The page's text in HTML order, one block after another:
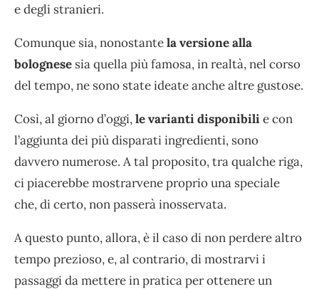
e degli stranieri.
Comunque sia, nonostantela versione alla
bolognese sia quella più famosa, in realtà, nel corso
del tempo, ne sono state ideate anche altre gustose.
Così, al giorno d’oggi,le varianti disponibilie con
l’aggiunta dei più disparati ingredienti, sono
davvero numerose. A tal proposito, tra qualche riga,
ci piacerebbe mostrarvene proprio una speciale
che, di certo, non passerà inosservata.
A questo punto, allora, è il caso di non perdere altro
tempo prezioso, e, al contrario, di mostrarvi i
passaggi da mettere in pratica per ottenere un